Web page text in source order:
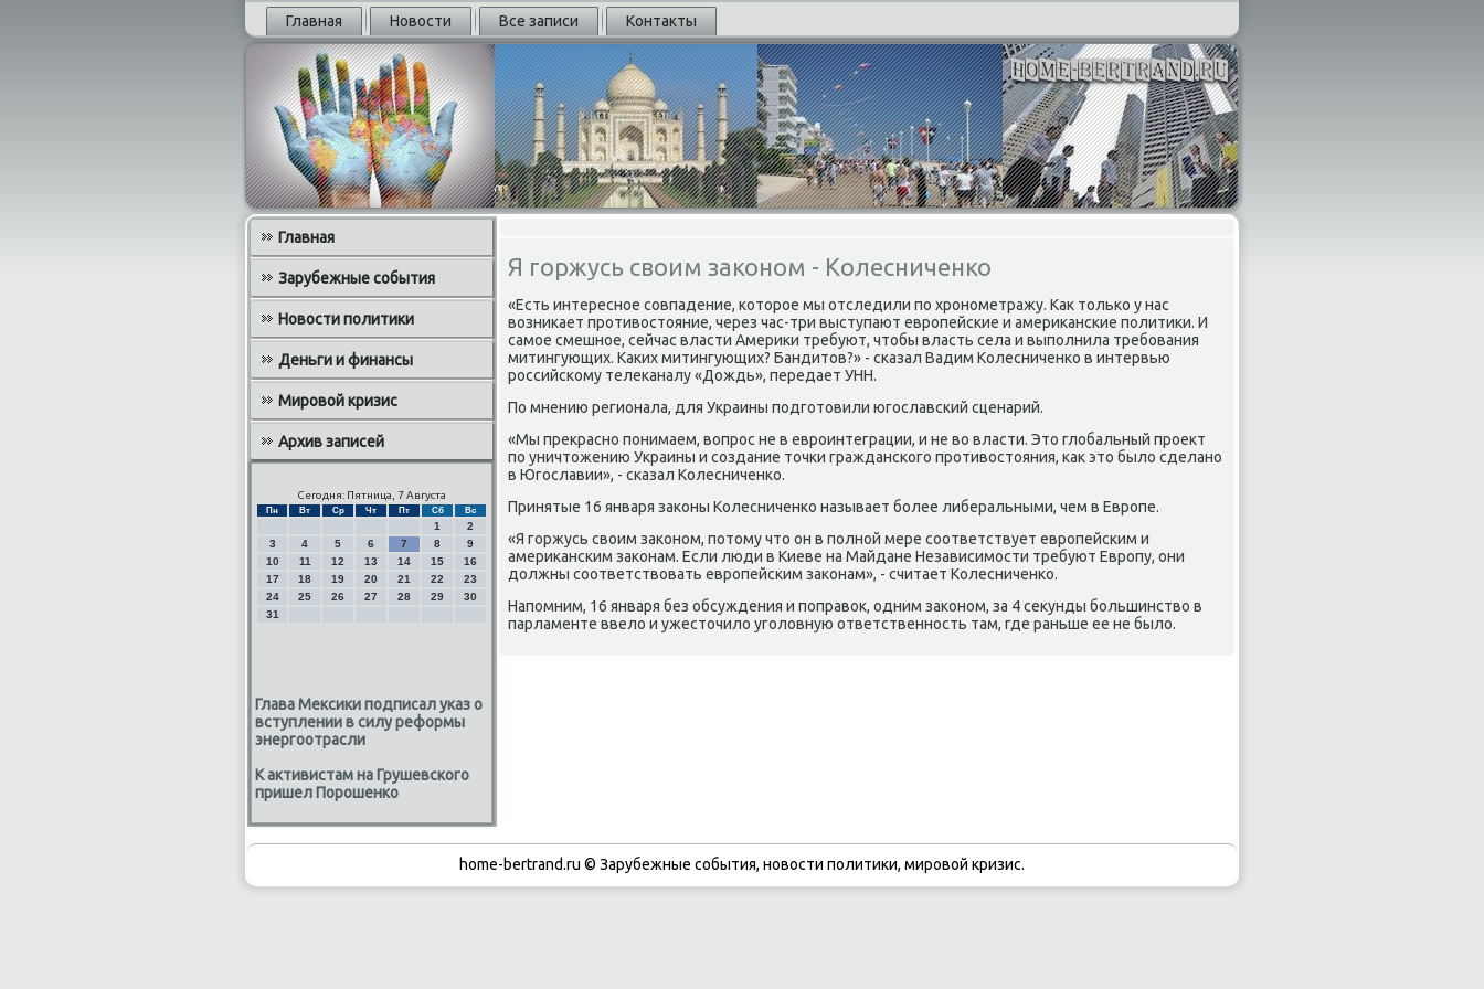
Главная Новости Все записи Контакты
Главная
Зарубежные события
Новости политики
Деньги и финансы
Мировой кризис
Архив записей
Сегодня: Пятница, 7 Августа
Пн Вт Ср Чт Пт Сб Вс
1
2
3
4 5 6 7 8
9
10
11 12 13 14 15
16
17
18 19 20 21 22
23
24
25 26 27 28 29
30
31
Глава Мексики подписал указ о
вступлении в силу реформы
энергоотрасли
К активистам на Грушевского
пришел Порошенко
Я горжусь своим законом - Колесниченко
«Есть интересное совпадение, которое мы отследили по хронометражу. Как только у нас
возникает противостояние, через час-три выступают европейские и американские политики. И
самое смешное, сейчас власти Америки требуют, чтобы власть села и выполнила требования
митингующих. Каких митингующих? Бандитов?» - сказал Вадим Колесниченко в интервью
российскому телеканалу «Дождь», передает УНН.
По мнению регионала, для Украины подготовили югославский сценарий.
«Мы прекрасно понимаем, вопрос не в евроинтеграции, и не во власти. Это глобальный проект
по уничтожению Украины и создание точки гражданского противостояния, как это было сделано
в Югославии», - сказал Колесниченко.
Принятые 16 января законы Колесниченко называет более либеральными, чем в Европе.
«Я горжусь своим законом, потому что он в полной мере соответствует европейским и
американским законам. Если люди в Киеве на Майдане Независимости требуют Европу, они
должны соответствовать европейским законам», - считает Колесниченко.
Напомним, 16 января без обсуждения и поправок, одним законом, за 4 секунды большинство в
парламенте ввело и ужесточило уголовную ответственность там, где раньше ее не было.
home-bertrand.ru © Зарубежные события, новости политики, мировой кризис.